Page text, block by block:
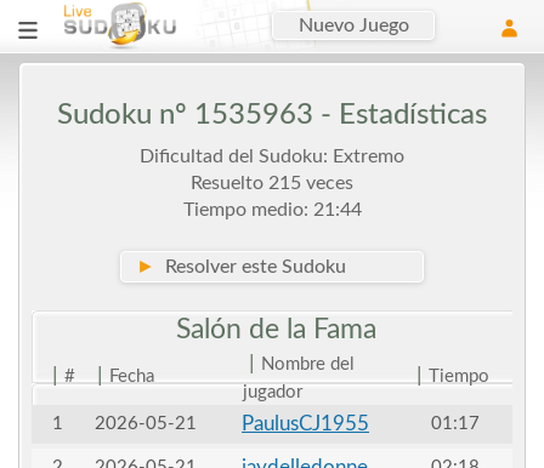
Nuevo Juego
Sudoku nº 1535963 - Estadísticas
Dificultad del Sudoku: Extremo
Resuelto 215 veces
Tiempo medio: 21:44
► Resolver este Sudoku
Salón de la Fama
# Fecha
Nombre del
jugador
Tiempo
1 2026-05-21 PaulusCJ1955 01:17